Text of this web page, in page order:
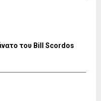
του Bill Scordos